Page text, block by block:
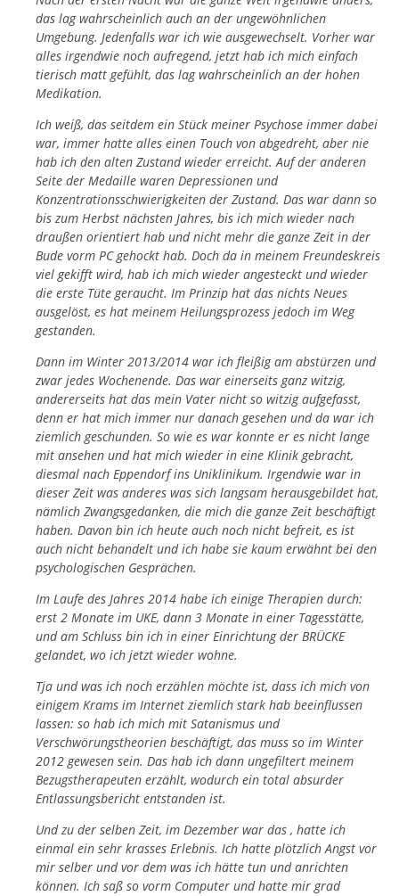
das lag wahrscheinlich auch an der ungewöhnlichen
Umgebung. Jedenfalls war ich wie ausgewechselt. Vorher war
alles irgendwie noch aufregend, jetzt hab ich mich einfach
tierisch matt gefühlt, das lag wahrscheinlich an der hohen
Medikation.
Ich weiß, das seitdem ein Stück meiner Psychose immer dabei
war, immer hatte alles einen Touch von abgedreht, aber nie
hab ich den alten Zustand wieder erreicht. Auf der anderen
Seite der Medaille waren Depressionen und
Konzentrationsschwierigkeiten der Zustand. Das war dann so
bis zum Herbst nächsten Jahres, bis ich mich wieder nach
draußen orientiert hab und nicht mehr die ganze Zeit in der
Bude vorm PC gehockt hab. Doch da in meinem Freundeskreis
viel gekifft wird, hab ich mich wieder angesteckt und wieder
die erste Tüte geraucht. Im Prinzip hat das nichts Neues
ausgelöst, es hat meinem Heilungsprozess jedoch im Weg
gestanden.
Dann im Winter 2013/2014 war ich fleißig am abstürzen und
zwar jedes Wochenende. Das war einerseits ganz witzig,
andererseits hat das mein Vater nicht so witzig aufgefasst,
denn er hat mich immer nur danach gesehen und da war ich
ziemlich geschunden. So wie es war konnte er es nicht lange
mit ansehen und hat mich wieder in eine Klinik gebracht,
diesmal nach Eppendorf ins Uniklinikum. Irgendwie war in
dieser Zeit was anderes was sich langsam herausgebildet hat,
nämlich Zwangsgedanken, die mich die ganze Zeit beschäftigt
haben. Davon bin ich heute auch noch nicht befreit, es ist
auch nicht behandelt und ich habe sie kaum erwähnt bei den
psychologischen Gesprächen.
Im Laufe des Jahres 2014 habe ich einige Therapien durch:
erst 2 Monate im UKE, dann 3 Monate in einer Tagesstätte,
und am Schluss bin ich in einer Einrichtung der BRÜCKE
gelandet, wo ich jetzt wieder wohne.
Tja und was ich noch erzählen möchte ist, dass ich mich von
einigem Krams im Internet ziemlich stark hab beeinflussen
lassen: so hab ich mich mit Satanismus und
Verschwörungstheorien beschäftigt, das muss so im Winter
2012 gewesen sein. Das hab ich dann ungefiltert meinem
Bezugstherapeuten erzählt, wodurch ein total absurder
Entlassungsbericht entstanden ist.
Und zu der selben Zeit, im Dezember war das , hatte ich
einmal ein sehr krasses Erlebnis. Ich hatte plötzlich Angst vor
mir selber und vor dem was ich hätte tun und anrichten
können. Ich saß so vorm Computer und hatte mir grad